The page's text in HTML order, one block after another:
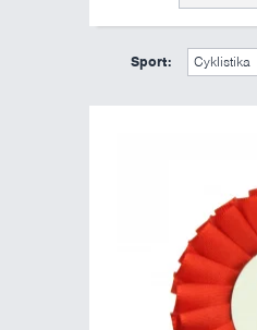
Sport: Cyklistika